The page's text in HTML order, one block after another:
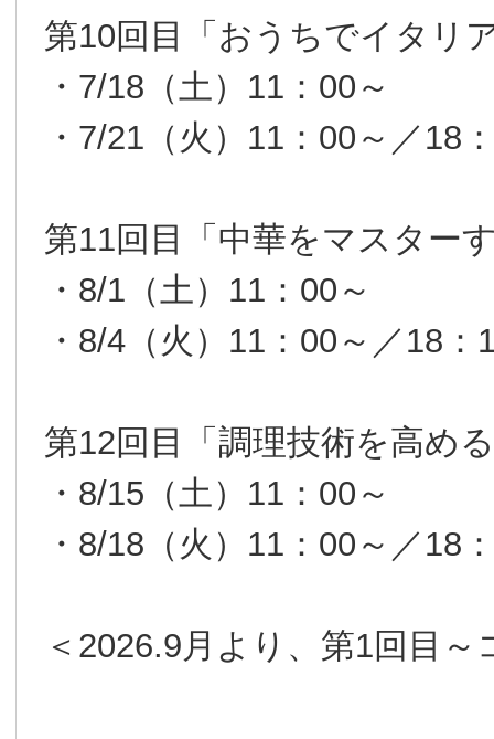
第10回目「おうちでイタリ
・7/18（土）11：00～
・7/21（火）11：00～／18
第11回目「中華をマスター
・8/1（土）11：00～
・8/4（火）11：00～／18：
第12回目「調理技術を高め
・8/15（土）11：00～
・8/18（火）11：00～／18
＜2026.9月より、第1回目